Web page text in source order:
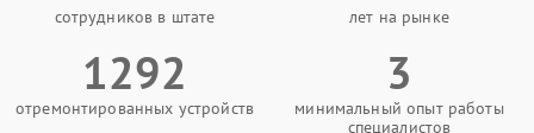
сотрудников в штате лет на рынке
1292
отремонтированных устройств
3
минимальный опыт работы
специалистов